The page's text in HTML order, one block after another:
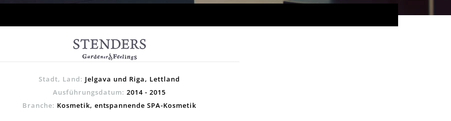
Stadt, Land: Jelgava und Riga, Lettland
Ausführungsdatum: 2014 - 2015
Branche: Kosmetik, entspannende SPA-Kosmetik